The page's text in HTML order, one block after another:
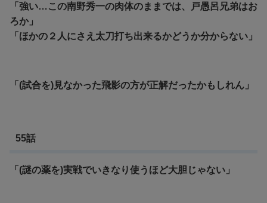
「強い…この南野秀一の肉体のままでは、戸愚呂兄弟はお
ろか」
「ほかの２人にさえ太刀打ち出来るかどうか分からない」
「(試合を)見なかった飛影の方が正解だったかもしれん」
55話
「(謎の薬を)実戦でいきなり使うほど大胆じゃない」